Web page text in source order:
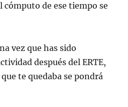
cómputo de ese tiempo se
vez que has sido
después del ERTE,
te quedaba se pondrá